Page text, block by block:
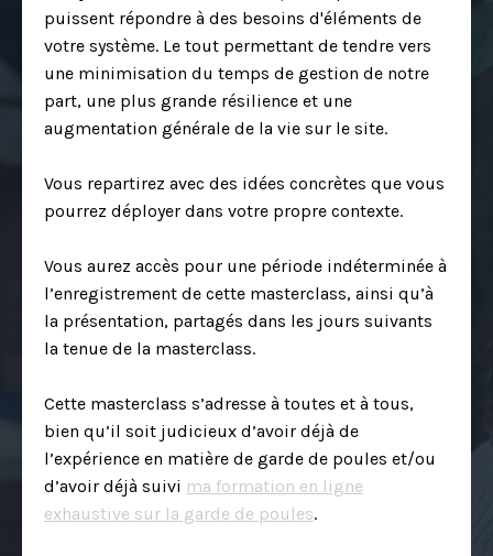
puissent répondre à des besoins d'éléments de
votre système. Le tout permettant de tendre vers
une minimisation du temps de gestion de notre
part, une plus grande résilience et une
augmentation générale de la vie sur le site.
Vous repartirez avec des idées concrètes que vous
pourrez déployer dans votre propre contexte.
Vous aurez accès pour une période indéterminée à
l’enregistrement de cette masterclass, ainsi qu’à
la présentation, partagés dans les jours suivants
la tenue de la masterclass.
Cette masterclass s’adresse à toutes et à tous,
bien qu’il soit judicieux d’avoir déjà de
l’expérience en matière de garde de poules et/ou
d’avoir déjà suivi ma formation en ligne
exhaustive sur la garde de poules.